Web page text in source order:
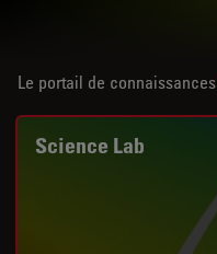
Le portail de connaissances
Science Lab